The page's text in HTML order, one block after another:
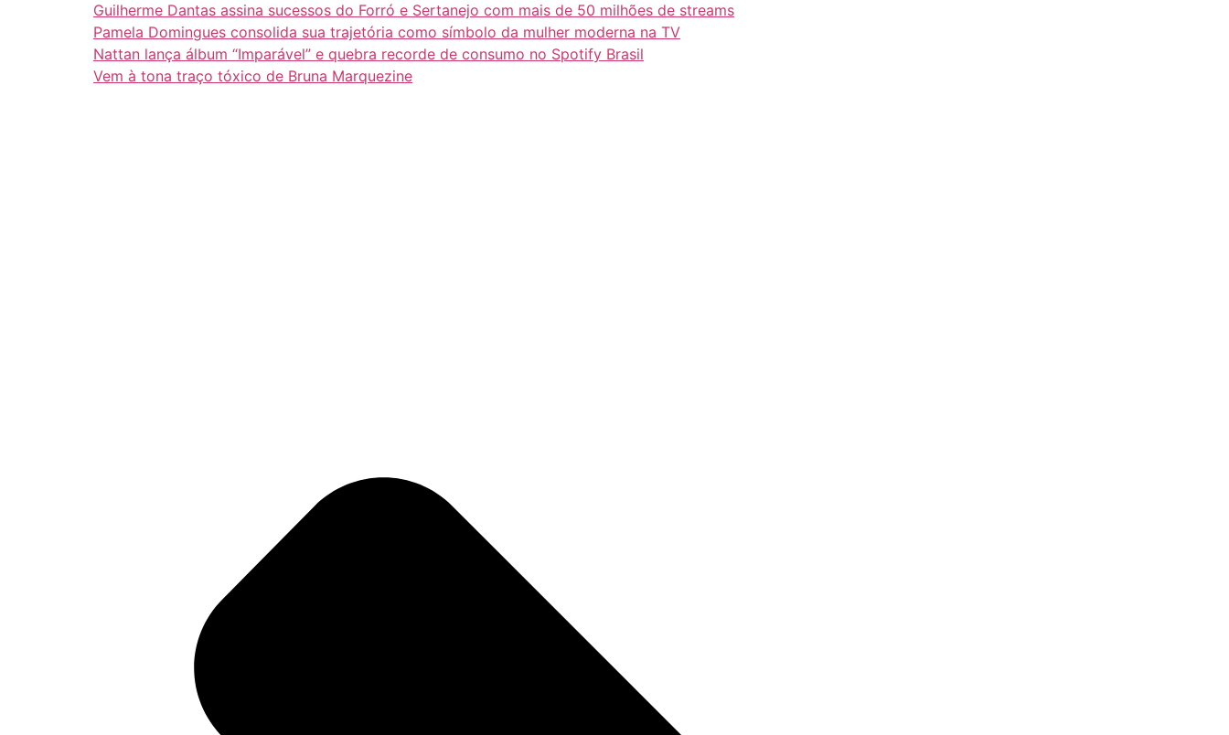
Guilherme Dantas assina sucessos do Forró e Sertanejo com mais de 50 milhões de streams
Pamela Domingues consolida sua trajetória como símbolo da mulher moderna na TV
Nattan lança álbum “Imparável” e quebra recorde de consumo no Spotify Brasil
Vem à tona traço tóxico de Bruna Marquezine